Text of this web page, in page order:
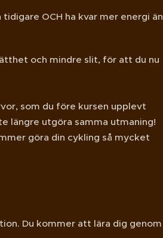
OCH ha kvar mer energi än
och mindre slit, för att du nu
som du före kursen upplevt
längre utgöra samma utmaning!
göra din cykling så mycket
Du kommer att lära dig genom